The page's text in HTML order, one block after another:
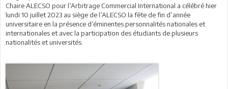
Chaire ALECSO pour l’Arbitrage Commercial International a célébré hier
lundi 10 juillet 2023 au siège de l’ALECSO la fête de fin d’année
universitaire en la présence d’éminentes personnalités nationales et
internationales et avec la participation des étudiants de plusieurs
nationalités et universités.